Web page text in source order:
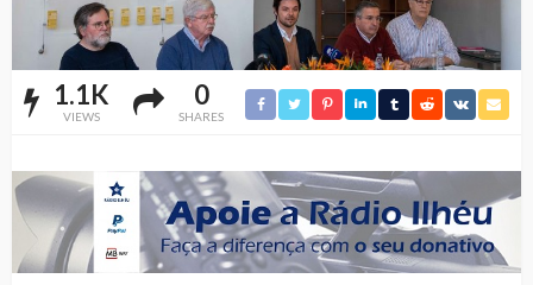
1.1K
VIEWS
0
SHARES